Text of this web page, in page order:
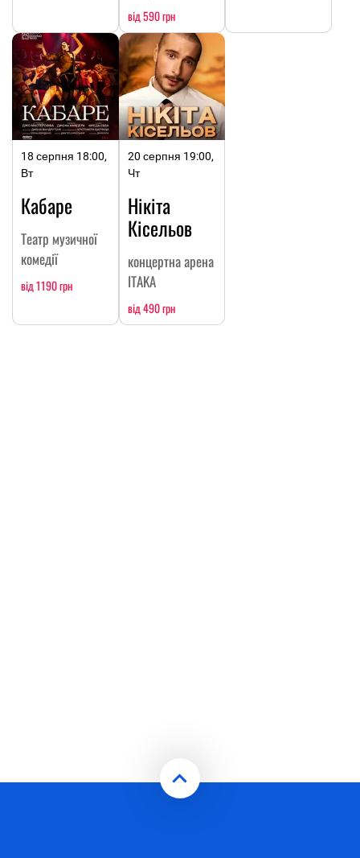
від 590 грн
18 серпня 18:00,
Вт
Кабаре
Театр музичної
комедії
від 1190 грн
20 серпня 19:00,
Чт
Нікіта
Кісельов
концертна арена
ITAKA
від 490 грн